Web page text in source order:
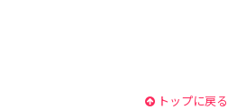
トップに戻る